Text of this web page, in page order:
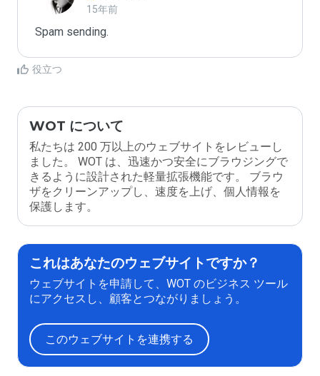
15年前
Spam sending.
役立つ
WOT について
私たちは 200 万以上のウェブサイトをレビューし
ました。 WOT は、迅速かつ安全にブラウジングで
きるように設計された軽量拡張機能です。 ブラウ
ザをクリーンアップし、速度を上げ、個人情報を
保護します。
これはあなたのウェブサイトですか？
ウェブサイトを申請して、WOT のビジネス ツール
にアクセスし、顧客とつながりましょう。
このウェブサイトを連携する